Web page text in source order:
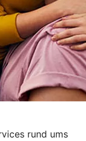
rund ums